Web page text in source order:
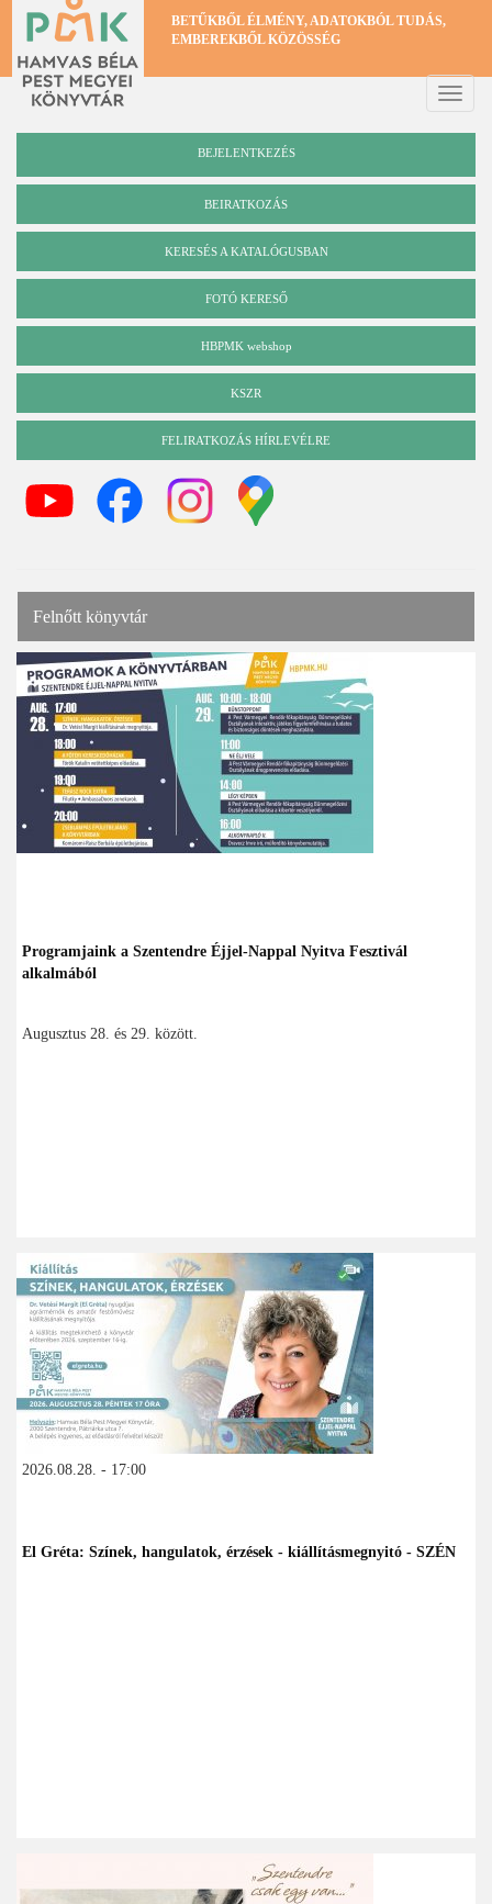
Ugrás
tartalomra
BETŰKBŐL ÉLMÉNY, ADATOKBÓL TUDÁS,
EMBEREKBŐL KÖZÖSSÉG
Toggle
BEJELENTKEZÉS
BEIRATKOZÁS
Katalógus
KERESÉS A KATALÓGUSBAN
FOTÓ KERESŐ
HBPMK webshop
KSZR
FELIRATKOZÁS HÍRLEVÉLRE
Felnőtt könyvtár
Programjaink a Szentendre Éjjel-Nappal Nyitva Fesztivál
alkalmából
Augusztus 28. és 29. között.
2026.08.28. - 17:00
El Gréta: Színek, hangulatok, érzések - kiállításmegnyitó - SZÉN